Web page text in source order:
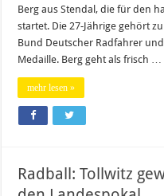
Berg aus Stendal, die für den
startet. Die 27-Jährige gehört
Bund Deutscher Radfahrer
Medaille. Berg geht als frisch …
mehr lesen »
Radball: Tollwitz